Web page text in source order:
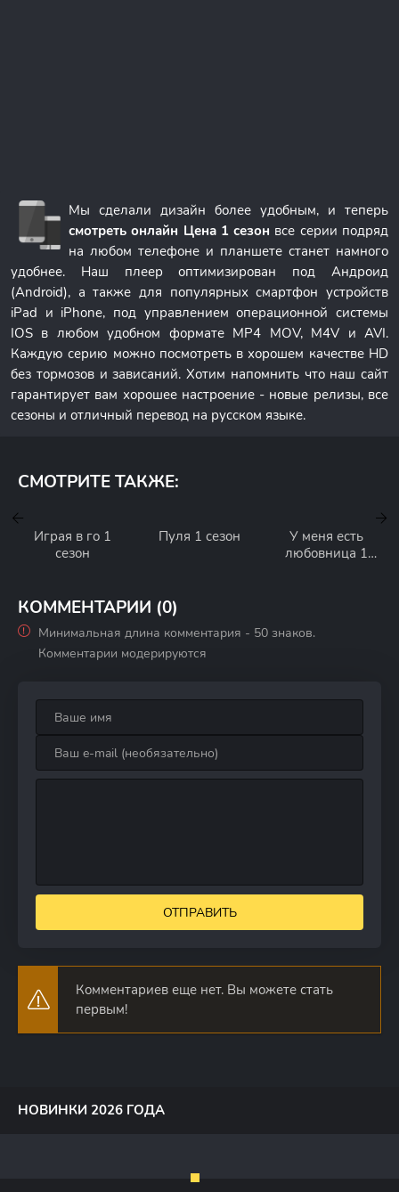
Мы сделали дизайн более удобным, и теперь
смотреть онлайн Цена 1 сезон все серии подряд
на любом телефоне и планшете станет намного
удобнее. Наш плеер оптимизирован под Андроид
(Android), а также для популярных смартфон устройств
iPad и iPhone, под управлением операционной системы
IOS в любом удобном формате MP4 MOV, M4V и AVI.
Каждую серию можно посмотреть в хорошем качестве HD
без тормозов и зависаний. Хотим напомнить что наш сайт
гарантирует вам хорошее настроение - новые релизы, все
сезоны и отличный перевод на русском языке.
СМОТРИТЕ ТАКЖЕ:
Играя в го 1
сезон
Пуля 1 сезон
У меня есть
любовница 1
КОММЕНТАРИИ (0)
Минимальная длина комментария - 50 знаков.
Комментарии модерируются
ОТПРАВИТЬ
Комментариев еще нет. Вы можете стать
первым!
НОВИНКИ 2026 ГОДА